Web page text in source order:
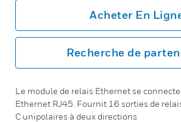
Acheter En
Recherche de
Le module de relais Ethernet se
Ethernet RJ45. Fournit 16 sorties de
C unipolaires à deux directions